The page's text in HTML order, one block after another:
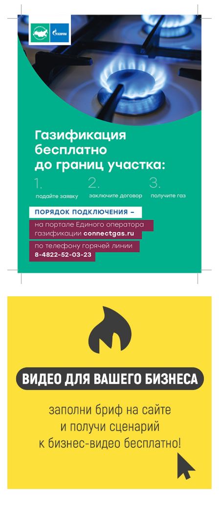
Тверские экологи сняли на видео медвежий обед
8 Авг 2026 14:14 397
Виталий Королев запустил веловолну на Волге в
Калязине
8 Авг 2026 13:37 623
Чем удивит X Международный фестиваль «Калитка»
8 Авг 2026 12:37 353
Забыл вещи в транспорте? Рассказываем, что ждёт
пассажиров по новым правилам
8 Авг 2026 12:12 1165
Более 40 миллионов на металлургию получил бизнес
Твери
8 Авг 2026 11:37 384
От теории до практики: в детских лагерях Тверской
Арбуз без риска: на что обратить внимание при
покупке — советы Роскачества
8 Авг 2026 10:21 714
Виталий Королев рассказал о доступном спорте
для жителей Верхневолжья
«Эстафету чемпионов» провели на площади
Оленинского Дома культуры